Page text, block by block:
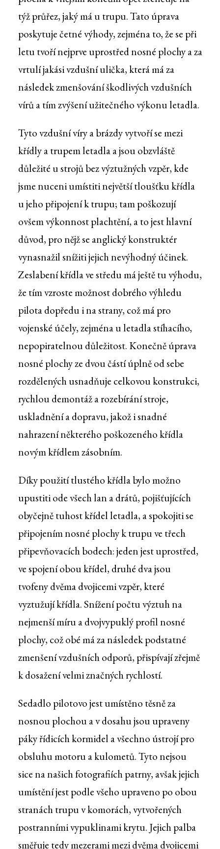
týž průřez, jaký má u trupu. Tato úprava
poskytuje četné výhody, zejména to, že se při
letu tvoří nejprve uprostřed nosné plochy a za
vrtulí jakási vzdušní ulička, která má za
následek zmenšování škodlivých vzdušních
vírů a tím zvýšení užitečného výkonu letadla.
Tyto vzdušní víry a brázdy vytvoří se mezi
křídly a trupem letadla a jsou obzvláště
důležité u strojů bez výztužných vzpěr, kde
jsme nuceni umístiti největší tloušťku křídla
u jeho připojení k trupu; tam poškozují
ovšem výkonnost plachtění, a to jest hlavní
důvod, pro nějž se anglický konstruktér
vynasnažil snížiti jejich nevýhodný účinek.
Zeslabení křídla ve středu má ještě tu výhodu,
že tím vzroste možnost dobrého výhledu
pilota dopředu i na strany, což má pro
vojenské účely, zejména u letadla stíhacího,
nepopiratelnou důležitost. Konečně úprava
nosné plochy ze dvou částí úplně od sebe
rozdělených usnadňuje celkovou konstrukci,
rychlou demontáž a rozebírání stroje,
uskladnění a dopravu, jakož i snadné
nahrazení některého poškozeného křídla
novým křídlem zásobním.
Díky použití tlustého křídla bylo možno
upustiti ode všech lan a drátů, pojišťujících
obyčejně tuhost křídel letadla, a spokojiti se
připojením nosné plochy k trupu ve třech
připevňovacích bodech: jeden jest uprostřed,
ve spojení obou křídel, druhé dva jsou
tvofeny dvěma dvojicemi vzpěr, které
vyztužují křídla. Snížení počtu výztuh na
nejmenší míru a dvojvypuklý profil nosné
plochy, což obé má za následek podstatné
zmenšení vzdušních odporů, přispívají zřejmě
k dosažení velmi značných rychlostí.
Sedadlo pilotovo jest umístěno těsně za
nosnou plochou a v dosahu jsou upraveny
páky řídicích kormidel a všechno ústrojí pro
obsluhu motoru a kulometů. Tyto nejsou
sice na našich fotografiích patrny, avšak jejich
umístění jest podle všeho upraveno po obou
stranách trupu v komorách, vytvořených
postranními vypuklinami krytu. Jejich palba
směřuje tedy mezerami mezi dvěma dvojicemi